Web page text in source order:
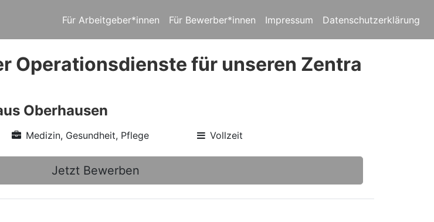
Für Arbeitgeber*innen Für Bewerber*innen Impressum Datenschutzerklärung
Operationsdienste für unseren Zentra
Oberhausen
Medizin, Gesundheit, Pflege Vollzeit
Jetzt Bewerben